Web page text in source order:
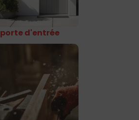
porte d'entrée